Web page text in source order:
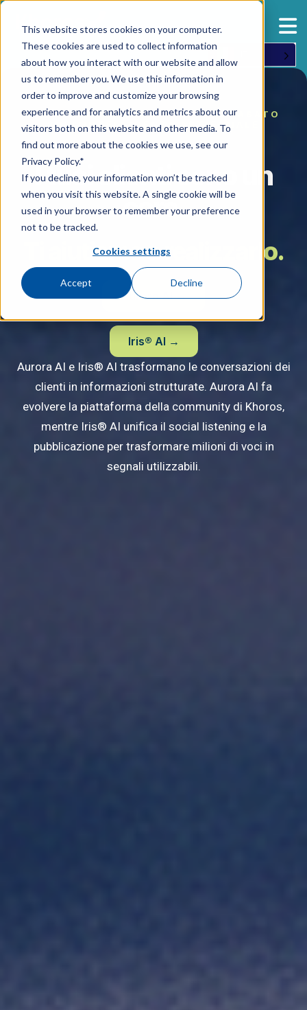
This website stores cookies on your computer.
These cookies are used to collect information
about how you interact with our website and allow
us to remember you. We use this information in
order to improve and customize your browsing
experience and for analytics and metrics about our
visitors both on this website and other media. To
find out more about the cookies we use, see our
Privacy Policy.*
If you decline, your information won’t be tracked
when you visit this website. A single cookie will be
used in your browser to remember your preference
not to be tracked.
Cookies settings
Accept Decline
COINVOLGIMENTO DEI CLIENTI BASATO
SULL'INTELLIGENZA ARTIFICIALE
I tuoi clienti sono un
coro.
Ti aiutiamo a realizzarlo.
Aurora AI →
Iris® AI →
Aurora AI e Iris® AI trasformano le conversazioni dei
clienti in informazioni strutturate. Aurora AI fa
evolvere la piattaforma della community di Khoros,
mentre Iris® AI unifica il social listening e la
pubblicazione per trasformare milioni di voci in
segnali utilizzabili.